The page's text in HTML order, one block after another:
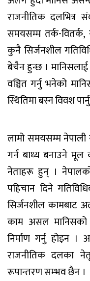
राजनीतिक
समयसम्म तर्क-वितर्क,
कुनै सिर्जनशील
बेचैन हुन्छ ।
वञ्चित गर्नु भनेको
स्थितिमा बस्न विवश
लामो समयसम्म
गर्न बाध्य बनाउने मूल
नेताहरू हुन् ।
पहिचान दिने
सिर्जनशील कामबाट
काम असल मानिसको
निर्माण गर्नु होइन ।
राजनीतिक दलका
रूपान्तरण सम्भव छैन ।